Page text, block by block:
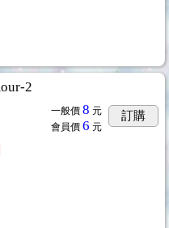
2
一般價 8 元
會員價 6 元
訂購